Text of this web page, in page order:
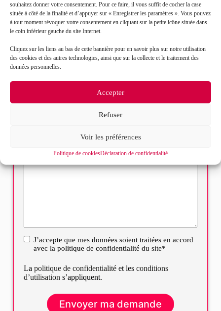
souhaitez donner votre consentement. Pour ce faire, il vous suffit de cocher la case
située à côté de la finalité et d’appuyer sur « Enregistrer les paramètres ». Vous pouvez
à tout moment révoquer votre consentement en cliquant sur la petite icône située dans
le coin inférieur gauche du site Internet.
Cliquez sur les liens au bas de cette bannière pour en savoir plus sur notre utilisation
des cookies et des autres technologies, ainsi que sur la collecte et le traitement des
données personnelles.
Accepter
Refuser
Voir les préférences
Politique de cookiesDéclaration de confidentialité
Prénom*
Mail*
Objet de votre demande*
Sélectionnez votre bureau
RGPDJ’accepte que mes données soient traitées en accord
avec la politique de confidentialité du site*
La politique de confidentialitéet les conditions
d’utilisation s’appliquent.